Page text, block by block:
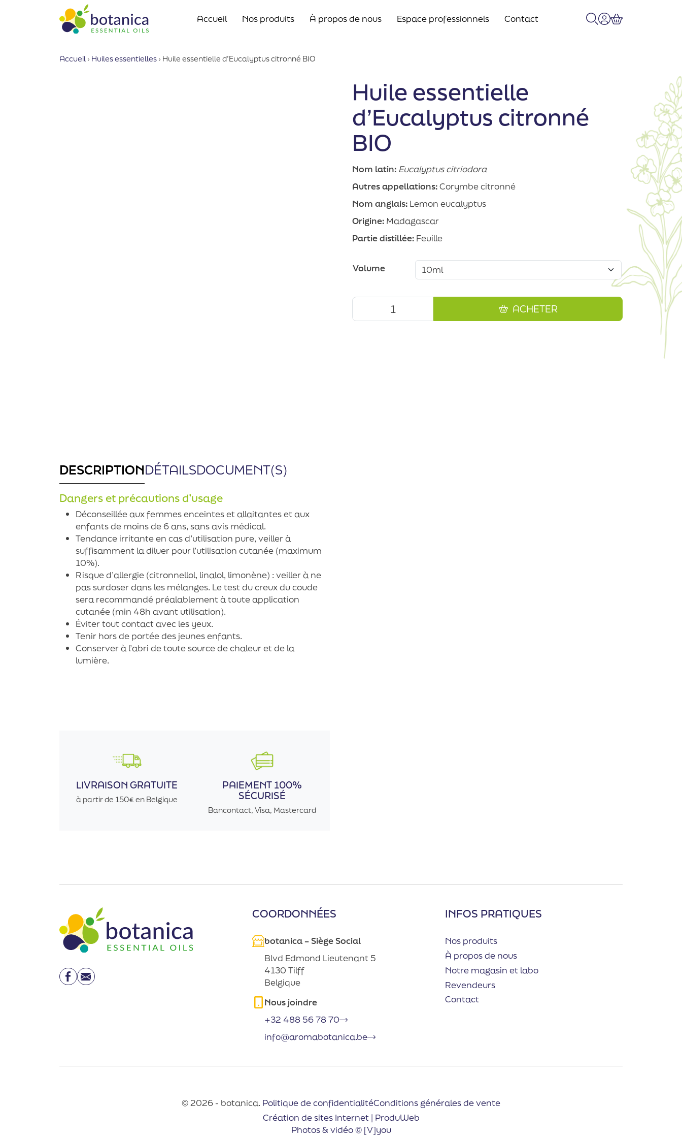
Accueil Nos produits À propos de nous Espace professionnels
Contact
Accueil › Huiles essentielles › Huile essentielle d’Eucalyptus citronné BIO
Huile essentielle
d’Eucalyptus citronné
BIO
Nom latin: Eucalyptus citriodora
Autres appellations:Corymbe citronné
Nom anglais: Lemon eucalyptus
Origine: Madagascar
Partie distillée: Feuille
Volume
ACHETER
DESCRIPTIONDÉTAILSDOCUMENT(S)
Dangers et précautions d’usage
Déconseillée aux femmes enceintes et allaitantes et aux
enfants de moins de 6 ans, sans avis médical.
Tendance irritante en cas d’utilisation pure, veiller à
suffisamment la diluer pour l’utilisation cutanée (maximum
10%).
Risque d’allergie (citronnellol, linalol, limonène) : veiller à ne
pas surdoser dans les mélanges. Le test du creux du coude
sera recommandé préalablement à toute application
cutanée (min 48h avant utilisation).
Éviter tout contact avec les yeux.
Tenir hors de portée des jeunes enfants.
Conserver à l’abri de toute source de chaleur et de la
lumière.
LIVRAISON GRATUITE
à partir de 150€ en Belgique
PAIEMENT 100%
SÉCURISÉ
Bancontact, Visa, Mastercard
COORDONNÉES
botanica – Siège Social
Blvd Edmond Lieutenant 5
4130 Tilff
Belgique
Nous joindre
+32 488 56 78 70
info@aromabotanica.be
INFOS PRATIQUES
Nos produits
À propos de nous
Notre magasin et labo
Revendeurs
Contact
Facebook
Email
© 2026 - botanica. Politique de confidentialitéConditions générales de vente
Création de sites Internet | ProduWeb
Photos & vidéo © [V]you